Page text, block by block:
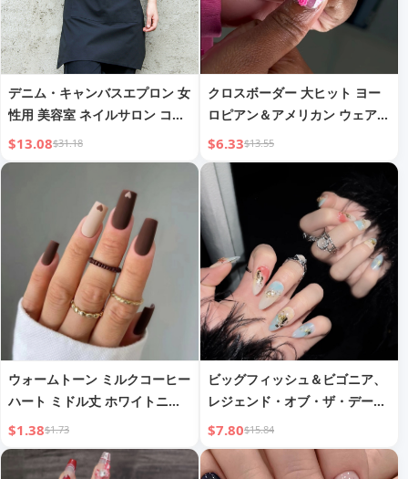
デニム・キャンバスエプロン 女
性用 美容室 ネイルサロン コー
ヒーショップ バリスタ ドロー
イング ミルクティーショップ
$13.08$31.18
クロスボーダー 大ヒット ヨー
ロピアン＆アメリカン ウェアラ
ブルネイル スイートクール ブ
リング ラインストーン フラワ
ー ダックビル ミディアム フェ
イクネイル 完成品卸売
$6.33$13.55
ウォームトーン ミルクコーヒー
ハート ミドル丈 ホワイトニン
グウェアラブルネイル ライトラ
グジュアリー ヨーロピアンスタ
イル 取り外し可能 マニキュア
$1.38$1.73
ビッグフィッシュ＆ビゴニア、
レジェンド・オブ・ザ・デーモ
ン・キャット、ナショナルスタ
イル 敦煌 飛天 グラデーション
ドーパミン ゴールドメッキ 3D
$7.80$15.84